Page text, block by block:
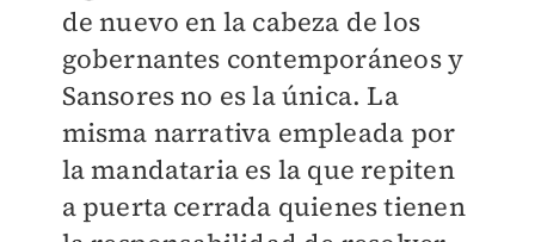
de nuevo en la cabeza de los
gobernantes contemporáneos y
Sansores no es la única. La
misma narrativa empleada por
la mandataria es la que repiten
a puerta cerrada quienes tienen